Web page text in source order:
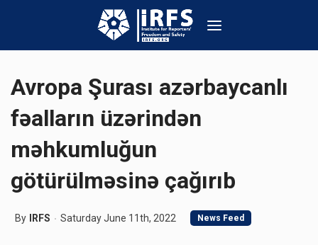
Avropa Şurası azərbaycanlı
fəalların üzərindən
məhkumluğun
götürülməsinə çağırıb
By IRFS Saturday June 11th, 2022 News Feed